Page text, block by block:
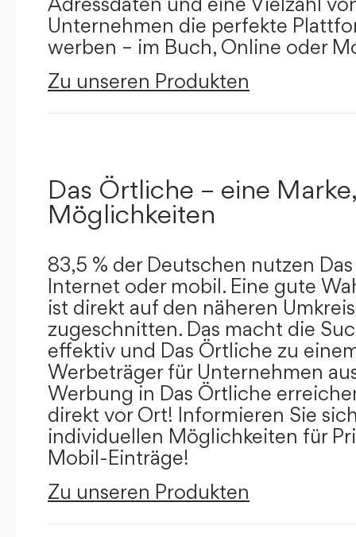
Unternehmen die perfekte
werben – im Buch, Online oder
Zu unseren Produkten
Das Örtliche – eine
Möglichkeiten
83,5 % der Deutschen nutzen
Internet oder mobil. Eine gute
ist direkt auf den näheren
zugeschnitten. Das macht die
effektiv und Das Örtliche zu
Werbeträger für Unternehmen
Werbung in Das Örtliche
direkt vor Ort! Informieren Sie
individuellen Möglichkeiten für
Mobil-Einträge!
Zu unseren Produkten